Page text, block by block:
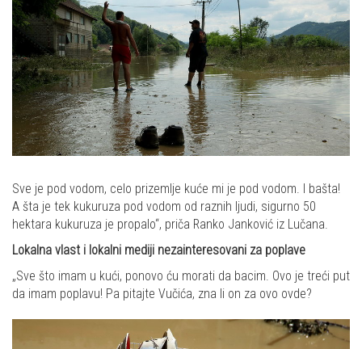
Sve je pod vodom, celo prizemlje kuće mi je pod vodom. I bašta!
A šta je tek kukuruza pod vodom od raznih ljudi, sigurno 50
hektara kukuruza je propalo“, priča Ranko Janković iz Lučana.
Lokalna vlast i lokalni mediji nezainteresovani za poplave
„Sve što imam u kući, ponovo ću morati da bacim. Ovo je treći put
da imam poplavu! Pa pitajte Vučića, zna li on za ovo ovde?